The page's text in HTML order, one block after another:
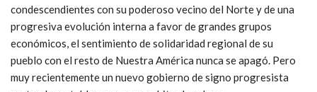
condescendientes con su poderoso vecino del Norte y de una
progresiva evolución interna a favor de grandes grupos
económicos, el sentimiento de solidaridad regional de su
pueblo con el resto de Nuestra América nunca se apagó. Pero
muy recientemente un nuevo gobierno de signo progresista